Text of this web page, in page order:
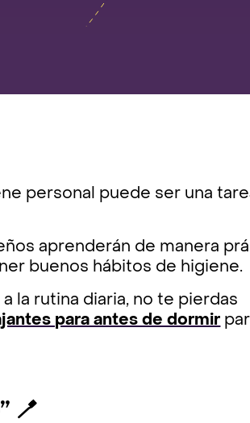
personal puede ser una
aprenderán de manera
buenos hábitos de higiene.
la rutina diaria, no te pierdas
para antes de dormir
🪥